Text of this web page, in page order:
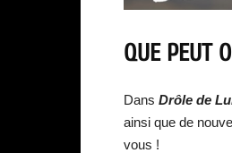
QUE PEUT
Dans Drôle de
ainsi que de
vous !